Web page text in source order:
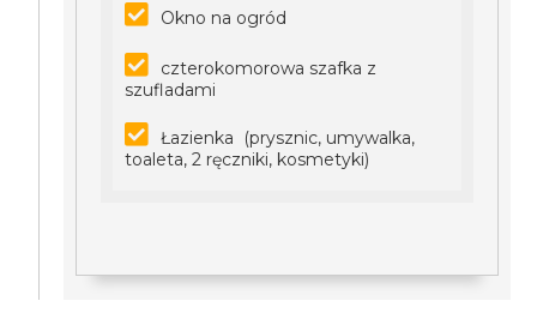
Okno na ogród
czterokomorowa szafka z
szufladami
Łazienka (prysznic, umywalka,
toaleta, 2 ręczniki, kosmetyki)